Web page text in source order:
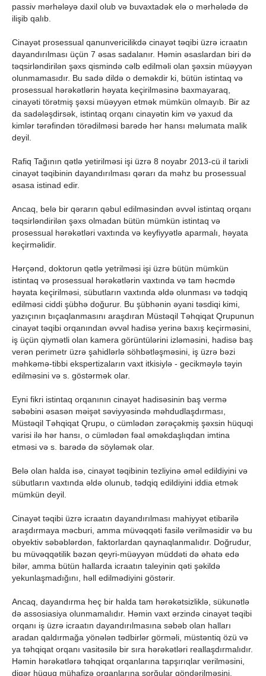
passiv mərhələyə daxil olub və buvaxtadək elə o mərhələdə də
ilişib qalıb.
Cinayət prosessual qanunvericilikdə cinayət təqibi üzrə icraatın
dayandırılması üçün 7 əsas sadalanır. Həmin əsaslardan biri də
təqsirləndirilən şəxs qismində cəlb edilməli olan şəxsin müəyyən
olunmamasıdır. Bu sadə dildə o deməkdir ki, bütün istintaq və
prosessual hərəkətlərin həyata keçirilməsinə baxmayaraq,
cinayəti törətmiş şəxsi müəyyən etmək mümkün olmayıb. Bir az
da sadələşdirsək, istintaq orqanı cinayətin kim və yaxud da
kimlər tərəfindən törədilməsi barədə hər hansı məlumata malik
deyil.
Rafiq Tağının qətlə yetirilməsi işi üzrə 8 noyabr 2013-cü il tarixli
cinayət təqibinin dayandırılması qərarı da məhz bu prosessual
əsasa istinad edir.
Ancaq, belə bir qərarın qəbul edilməsindən əvvəl istintaq orqanı
təqsirləndirilən şəxs olmadan bütün mümkün istintaq və
prosessual hərəkətləri vaxtında və keyfiyyətlə aparmalı, həyata
keçirməlidir.
Hərçənd, doktorun qətlə yetrilməsi işi üzrə bütün mümkün
istintaq və prosessual hərəkətlərin vaxtında və tam həcmdə
həyata keçirilməsi, sübutların vaxtında əldə olunması və tədqiq
edilməsi ciddi şübhə doğurur. Bu şübhənin əyani təsdiqi kimi,
yazıçının bıçaqlanmasını araşdıran Müstəqil Təhqiqat Qrupunun
cinayət təqibi orqanından əvvəl hadisə yerinə baxış keçirməsini,
iş üçün qiymətli olan kamera görüntülərini izləməsini, hadisə baş
verən perimetr üzrə şahidlərlə söhbətləşməsini, iş üzrə bəzi
məhkəmə-tibbi ekspertizaların vaxt itkisiylə - gecikməylə təyin
edilməsini və s. göstərmək olar.
Eyni fikri istintaq orqanının cinayət hadisəsinin baş vermə
səbəbini əsasən məişət səviyyəsində məhdudlaşdırması,
Müstəqil Təhqiqat Qrupu, o cümlədən zərəçəkmiş şəxsin hüquqi
varisi ilə hər hansı, o cümlədən fəal əməkdaşlıqdan imtina
etməsi və s. barədə də söyləmək olar.
Belə olan halda isə, cinayət təqibinin tezliyinə əməl edildiyini və
sübutların vaxtında əldə olunub, tədqiq edildiyini iddia etmək
mümkün deyil.
Cinayət təqibi üzrə icraatın dayandırılması mahiyyət etibarilə
araşdırmaya məcburi, amma müvəqqəti fasilə verilməsidir və bu
obyektiv səbəblərdən, faktorlardan qaynaqlanmalıdır. Doğrudur,
bu müvəqqətilik bəzən qeyri-müəyyən müddəti də əhatə edə
bilər, amma bütün hallarda icraatın taleyinin qəti şəkildə
yekunlaşmadığını, həll edilmədiyini göstərir.
Ancaq, dayandırma heç bir halda tam hərəkətsizliklə, sükunətlə
də assosiasiya olunmamalıdır. Həmin vaxt ərzində cinayət təqibi
orqanı iş üzrə icraatın dayandırılmasına səbəb olan halları
aradan qaldırmağa yönələn tədbirlər görməli, müstəntiq özü və
ya təhqiqat orqanı vasitəsilə bir sıra hərəkətləri reallaşdırmalıdır.
Həmin hərəkətlərə təhqiqat orqanlarına tapşırıqlar verilməsini,
digər hüquq mühafizə orqanlarına sorğular göndərilməsini,